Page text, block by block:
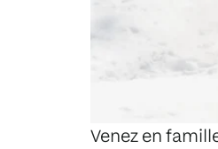
Venez en